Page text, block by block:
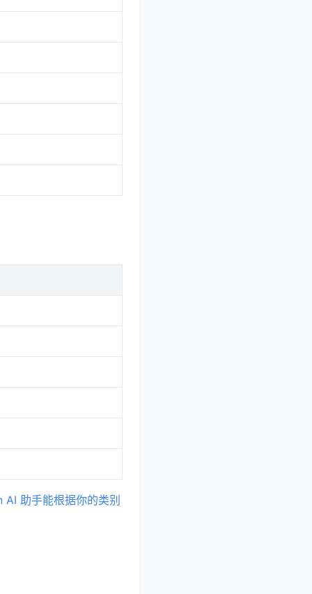
助手能根据你的类别